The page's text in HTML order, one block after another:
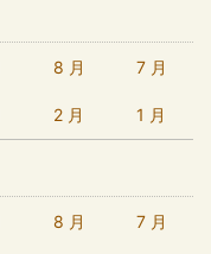
8 月 7 月
2 月 1 月
8 月 7 月